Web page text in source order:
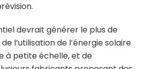
devrait générer le plus de
l’utilisation de l’énergie solaire
à petite échelle, et de